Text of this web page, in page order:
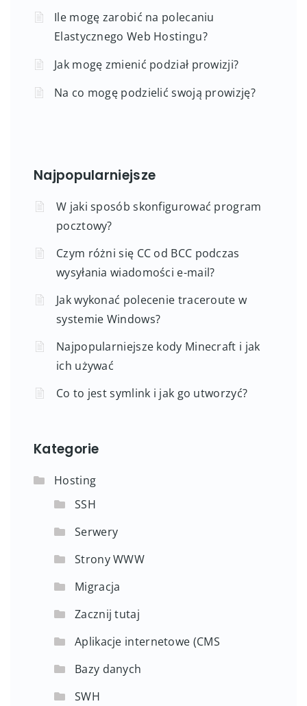
Ile mogę zarobić na polecaniu
Elastycznego Web Hostingu?
Jak mogę zmienić podział prowizji?
Na co mogę podzielić swoją prowizję?
Najpopularniejsze
W jaki sposób skonfigurować program
pocztowy?
Czym różni się CC od BCC podczas
wysyłania wiadomości e-mail?
Jak wykonać polecenie traceroute w
systemie Windows?
Najpopularniejsze kody Minecraft i jak
ich używać
Co to jest symlink i jak go utworzyć?
Kategorie
Hosting
SSH
Serwery
Strony WWW
Migracja
Zacznij tutaj
Aplikacje internetowe (CMS
Bazy danych
SWH